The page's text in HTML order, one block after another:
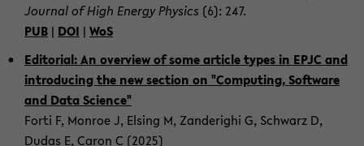
Jour­nal of High En­er­gy Phy­sics (6): 247.
PUB | DOI | WoS
Edi­to­ri­al: An over­view of some ar­ti­cle types in EPJC and
in­tro­du­cing the new sec­tion on "Com­pu­ting, Soft­ware
and Data Sci­ence"
Forti F, Mon­roe J, El­sing M, Zan­de­righi G, Schwarz D,
Dudas E, Caron C (2025)